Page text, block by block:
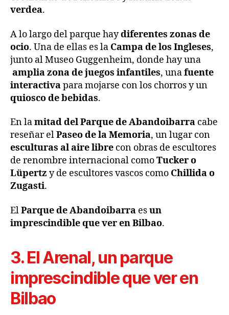
verdea.
A lo largo del parque haydiferentes zonas de
ocio. Una de ellas es la Campa de los Ingleses,
junto al Museo Guggenheim, donde hay una
amplia zona de juegos infantiles, unafuente
interactivapara mojarse con los chorros y un
quiosco de bebidas.
En lamitad del Parque de Abandoibarra cabe
reseñar elPaseo de la Memoria, un lugar con
esculturas al aire libre con obras de escultores
de renombre internacional comoTucker o
Lüpertz y de escultores vascos como Chillida o
Zugasti.
ElParque de Abandoibarra esun
imprescindible que ver en Bilbao.
3. El Arenal, un parque
imprescindible que ver en
Bilbao